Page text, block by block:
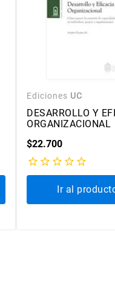
Ediciones UC
DESARROLLO Y
ORGANIZACIONAL
$22.700
Ir al